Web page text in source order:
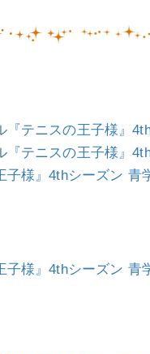
『テニスの王子様』
『テニスの王子様』
子様』4thシーズン 青
子様』4thシーズン